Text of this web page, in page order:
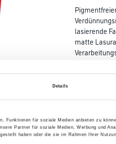
Details
Funktionen für soziale Medien anbieten zu
Partner für soziale Medien, Werbung und
haben oder die sie im Rahmen Ihrer
lasierende
matte